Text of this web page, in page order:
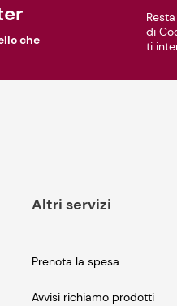
che
di
ti
Altri servizi
Prenota la spesa
Avvisi richiamo prodotti